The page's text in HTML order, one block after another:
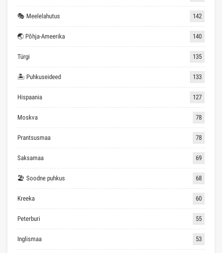
🎭 Meelelahutus 142
🌏 Põhja-Ameerika 140
Türgi 135
🏝 Puhkuseideed 133
Hispaania 127
Moskva 78
Prantsusmaa 78
Saksamaa 69
🏖 Soodne puhkus 68
Kreeka 60
Peterburi 55
Inglismaa 53